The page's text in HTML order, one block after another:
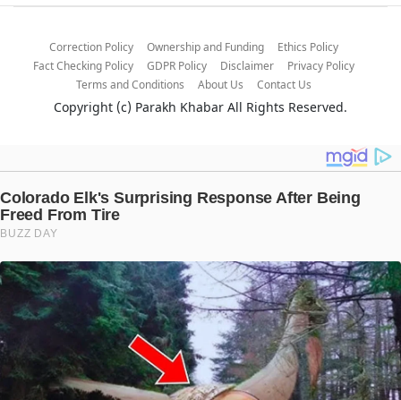
Correction Policy Ownership and Funding
Ethics Policy
Fact Checking Policy
GDPR Policy Disclaimer
Privacy Policy
Terms and Conditions
About Us Contact Us
Copyright (c) Parakh Khabar All Rights Reserved.